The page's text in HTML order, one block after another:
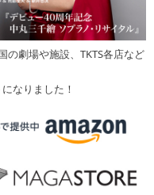
の劇場や施設、TKTS各店など
なりました！